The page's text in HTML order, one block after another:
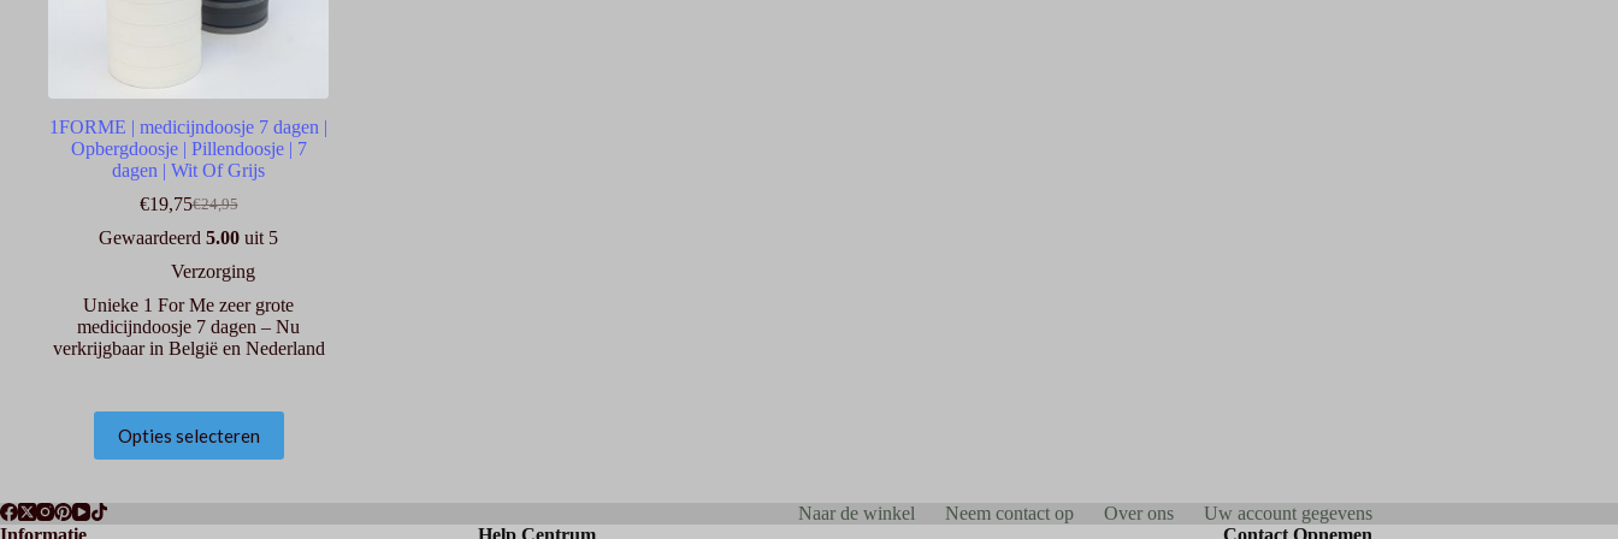
1FORME | medicijndoosje 7 dagen |
Opbergdoosje | Pillendoosje | 7
dagen | Wit Of Grijs
€24,95
Oorspronkelijke
prijs
€24,95.
€19,75Huidige
prijs
€19,75.
Gewaardeerd 5.00 uit 5
Verzorging
Unieke 1 For Me zeer grote
medicijndoosje 7 dagen – Nu
verkrijgbaar in België en Nederland
Opties selecteren
product
heeft
Deze
Naar de winkel Neem contact op Over ons
Uw account gegevens